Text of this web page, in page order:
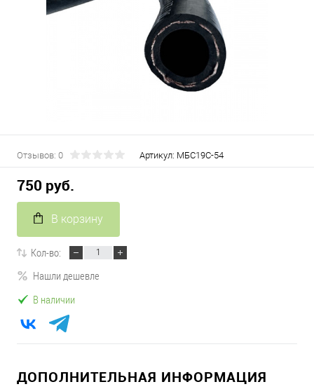
Отзывов: 0 Артикул: МБС19C-54
750 руб.
В корзину
Кол-во:
Нашли дешевле
В наличии
ДОПОЛНИТЕЛЬНАЯ ИНФОРМАЦИЯ